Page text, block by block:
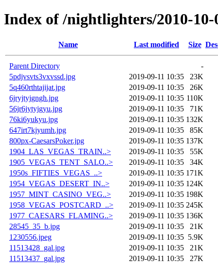
Index of /nightlighters/2010-10-
Name Last modified Size
Parent Directory
-
5pdjvsvts3vxvssd.jpg
2019-09-11 10:35
23K
5q460rthtajijat.jpg
2019-09-11 10:35
26K
6jryjtyjgngh.jpg
2019-09-11 10:35 110K
56jr6jytyjgyu.jpg
2019-09-11 10:35
71K
76ki6yukyu.jpg
2019-09-11 10:35 132K
647irt7kjyumh.jpg
2019-09-11 10:35
85K
800px-CaesarsPoker.jpg
2019-09-11 10:35 137K
1904_LAS_VEGAS_TRAIN..>
2019-09-11 10:35
55K
1905_VEGAS_TENT_SALO..>
2019-09-11 10:35
34K
1950s_FIFTIES_VEGAS_..>
2019-09-11 10:35 171K
1954_VEGAS_DESERT_IN..>
2019-09-11 10:35 124K
1957_MINT_CASINO_VEG..>
2019-09-11 10:35 198K
1958_VEGAS_POSTCARD_..>
2019-09-11 10:35 245K
1977_CAESARS_FLAMING..>
2019-09-11 10:35 136K
28545_35_b.jpg
2019-09-11 10:35
21K
1230556.jpeg
2019-09-11 10:35 5.9K
11513428_gal.jpg
2019-09-11 10:35
21K
11513437_gal.jpg
2019-09-11 10:35
27K